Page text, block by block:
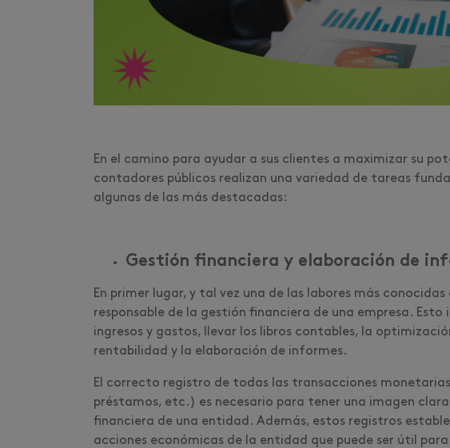
En el camino para ayudar a sus clientes a maximizar su
contadores públicos realizan una variedad de tareas
algunas de las más destacadas:
Gestión financiera y elaboración de
En primer lugar, y tal vez una de las labores más
responsable de la gestión financiera de una empresa.
ingresos y gastos, llevar los libros contables, la
rentabilidad y la elaboración de informes.
El correcto registro de todas las transacciones
préstamos, etc.) es necesario para tener una imagen
financiera de una entidad. Además, estos registros
acciones económicas de la entidad que puede ser útil